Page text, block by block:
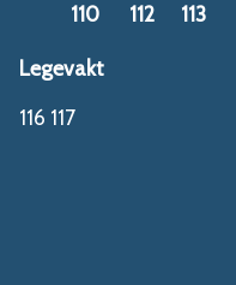
110
112 113
Legevakt
116 117